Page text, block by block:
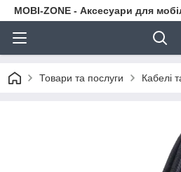
MOBI-ZONE - Аксесуари для
Товари та послуги Кабелі